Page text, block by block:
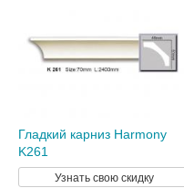
Гладкий карниз Harmony
K261
Узнать свою скидку